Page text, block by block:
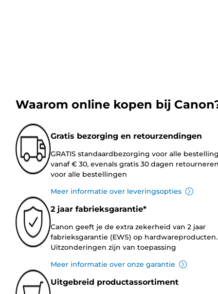
Waarom online kopen bij
Gratis bezorging en retourzendingen
GRATIS standaardbezorging voor alle
vanaf € 30, evenals gratis 30 dagen
voor alle bestellingen
Meer informatie over leveringsopties
2 jaar fabrieksgarantie*
Canon geeft je de extra zekerheid van 2 jaar
fabrieksgarantie (EWS) op hardwareproducten.
Uitzonderingen zijn van toepassing
Meer informatie over onze garantie
Uitgebreid productassortiment